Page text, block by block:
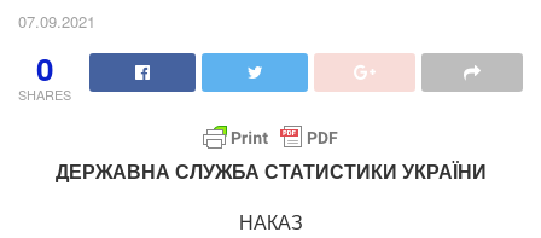
07.09.2021
0
SHARES
ДЕРЖАВНА СЛУЖБА СТАТИСТИКИ УКРАЇНИ
НАКАЗ